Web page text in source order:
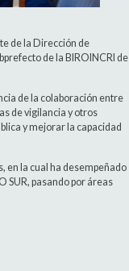
de la Dirección de
de la BIROINCRI de
de la colaboración entre
de vigilancia y otros
y mejorar la capacidad
en la cual ha desempeñado
SUR, pasando por áreas